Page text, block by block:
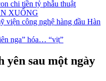
chi tiền tỷ phẫu thuật
XUỐNG
viện công nghệ hàng đầu Hàn
nga” hóa… “vịt”
yên sau một ngày